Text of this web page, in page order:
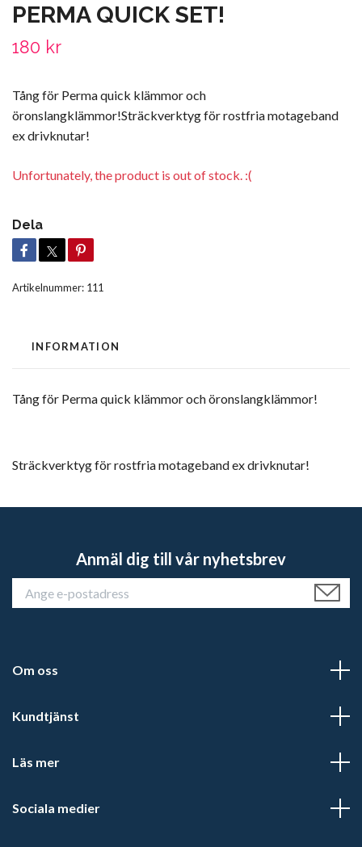
PERMA QUICK SET!
180 kr
Tång för Perma quick klämmor och
öronslangklämmor!Sträckverktyg för rostfria motageband
ex drivknutar!
Unfortunately, the product is out of stock. :(
Dela
Artikelnummer: 111
INFORMATION
Tång för Perma quick klämmor och öronslangklämmor!
Sträckverktyg för rostfria motageband ex drivknutar!
Anmäl dig till vår nyhetsbrev
Om oss
Kundtjänst
Läs mer
Sociala medier